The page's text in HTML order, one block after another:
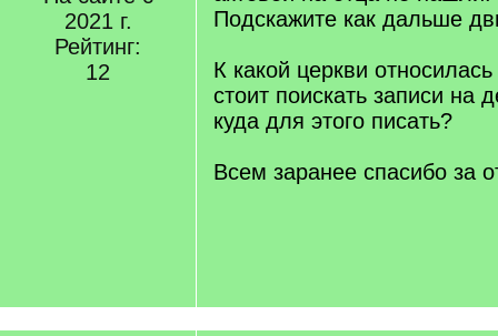
2021 г.
Рейтинг:
12
Подскажите как дальше
К какой церкви
стоит поискать записи на
куда для этого писать?
Всем заранее спасибо за